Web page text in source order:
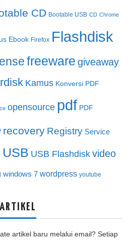
CD Bootable USB CD Chrome
Ebook Firefox Flashdisk
freeware giveaway
Kamus Konversi PDF
opensource pdf PDF
recovery Registry Service
USB USB Flashdisk video
windows 7 wordpress youtube
artikel baru melalui email? Setiap